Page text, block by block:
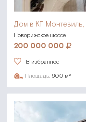
Дом в КП Монтевиль,
Новорижское шоссе
200 000 000
В избранное
Площадь: 600 м²